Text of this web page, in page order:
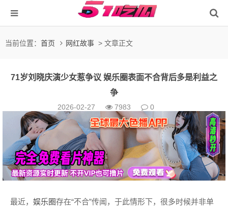
当前位置： 首页 网红故事 > 文章正文
71岁刘晓庆演少女惹争议 娱乐圈表面不合背后多是利益之
争
2026-02-27 7983 0
最近， 娱乐圈存在“不合”传闻，于此情形下，很多时候并非单